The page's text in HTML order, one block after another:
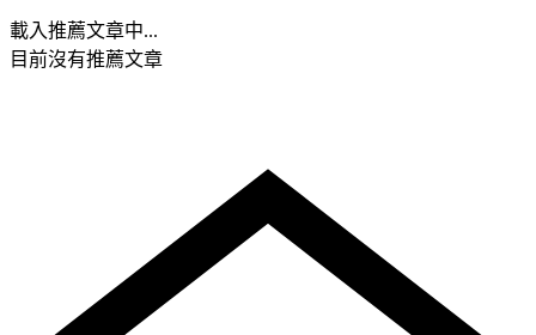
載入推薦文章中...
目前沒有推薦文章